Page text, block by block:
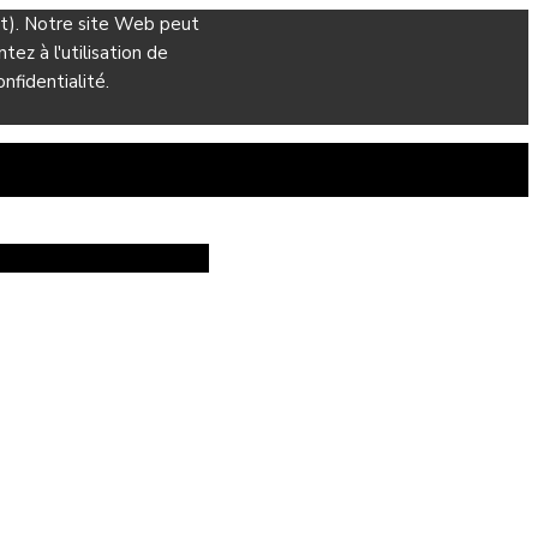
Notre site Web peut
à l'utilisation de